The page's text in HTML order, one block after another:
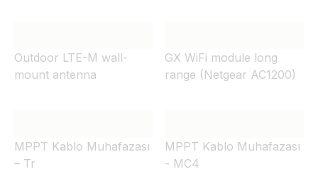
Outdoor LTE-M wall-
mount antenna
GX WiFi module long
range (Netgear AC1200)
MPPT Kablo Muhafazası
– Tr
MPPT Kablo Muhafazası
- MC4